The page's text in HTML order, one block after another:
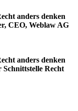
anders denken
CEO, Weblaw AG
anders denken
Recht